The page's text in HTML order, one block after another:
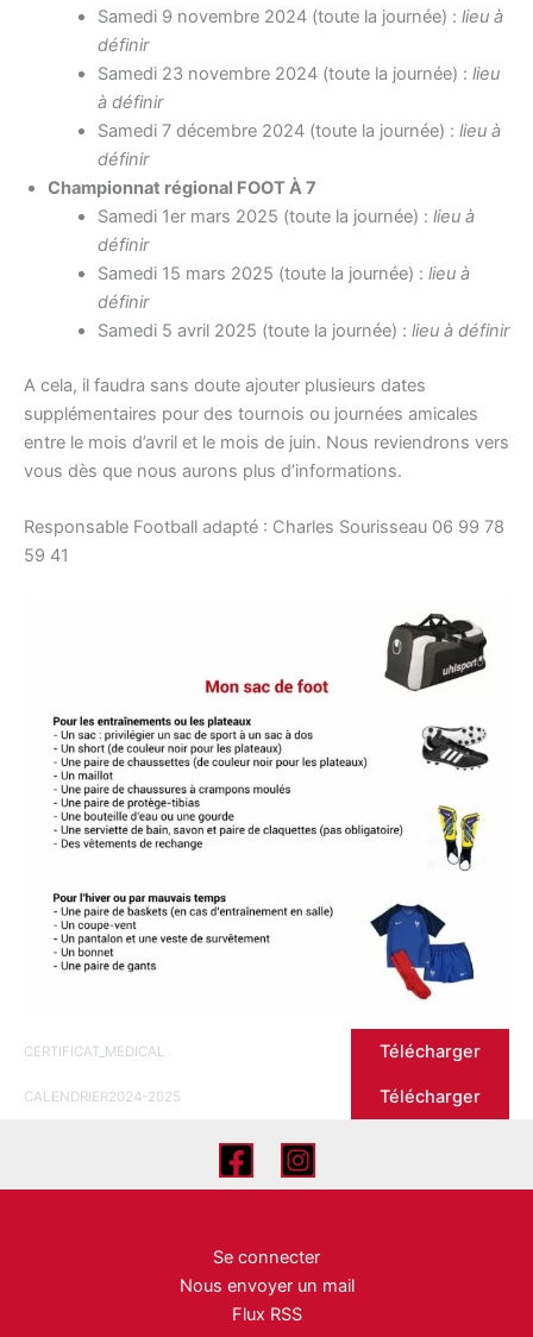
Samedi 9 novembre 2024 (toute la journée) : lieu à
définir
Samedi 23 novembre 2024 (toute la journée) : lieu
à définir
Samedi 7 décembre 2024 (toute la journée) : lieu à
définir
Championnat régional FOOT À 7
Samedi 1er mars 2025 (toute la journée) : lieu à
définir
Samedi 15 mars 2025 (toute la journée) : lieu à
définir
Samedi 5 avril 2025 (toute la journée) : lieu à définir
A cela, il faudra sans doute ajouter plusieurs dates
supplémentaires pour des tournois ou journées amicales
entre le mois d’avril et le mois de juin. Nous reviendrons vers
vous dès que nous aurons plus d’informations.
Responsable Football adapté : Charles Sourisseau 06 99 78
59 41
CERTIFICAT_MEDICAL Télécharger
CALENDRIER2024-2025 Télécharger
Se connecter
Nous envoyer un mail
Flux RSS